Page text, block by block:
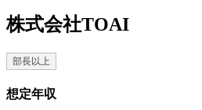
株式会社TOAI
部長以上
想定年収